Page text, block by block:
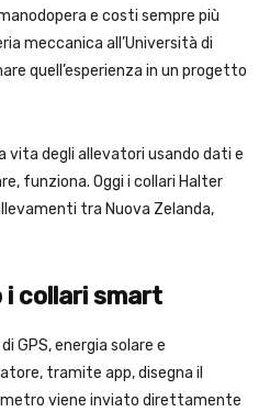
e costi sempre più
meccanica all’Università di
quell’esperienza in un progetto
vita degli allevatori usando dati e
funziona. Oggi i collari Halter
tra Nuova Zelanda,
i collari smart
GPS, energia solare e
tramite app, disegna il
viene inviato direttamente